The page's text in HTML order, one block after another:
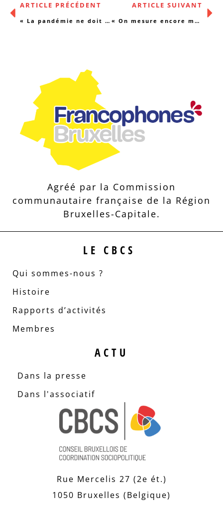
ARTICLE PRÉCÉDENT
« La pandémie ne doit pas servir à étouffer les luttes »
ARTICLE SUIVANT
« On mesure encore mal l’impact que le confinement va avoir sur la santé mentale de la population»
Agréé par la Commission
communautaire française de la Région
Bruxelles-Capitale.
LE CBCS
Qui sommes-nous ?
Histoire
Rapports d’activités
Membres
ACTU
Dans la presse
Dans l'associatif
Rue Mercelis 27 (2e ét.)
1050 Bruxelles (Belgique)